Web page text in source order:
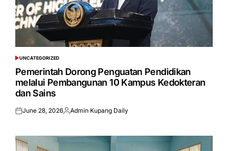
POSTED
IN
UNCATEGORIZED
Pemerintah Dorong Penguatan Pendidikan
melalui Pembangunan 10 Kampus Kedokteran
dan Sains
Posted
June 28, 2026Posted
Admin Kupang Daily